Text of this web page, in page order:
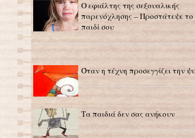
Ο εφιάλτης της σεξουαλικής
παρενόχλησης – Προστάτεψε το
παιδί σου
Όταν η τέχνη προσεγγίζει την
Τα παιδιά δεν σας ανήκουν